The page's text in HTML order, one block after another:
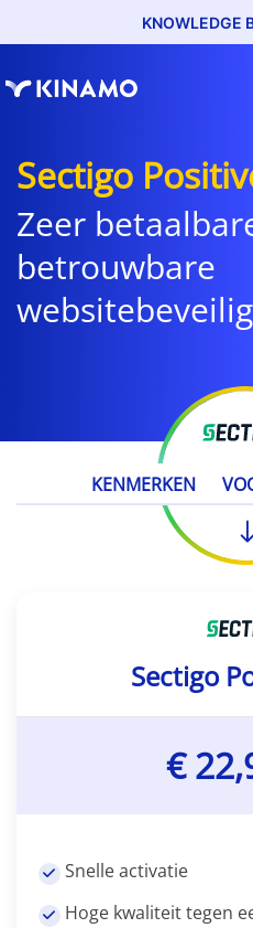
KNOWLEDGE
Sectigo
Zeer
betrouwbare
€
KENMERKEN
Sectigo
€
Snelle activatie
Hoge kwaliteit tegen